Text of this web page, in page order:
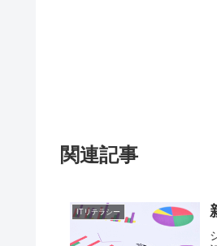
関連記事
ITリテラシー